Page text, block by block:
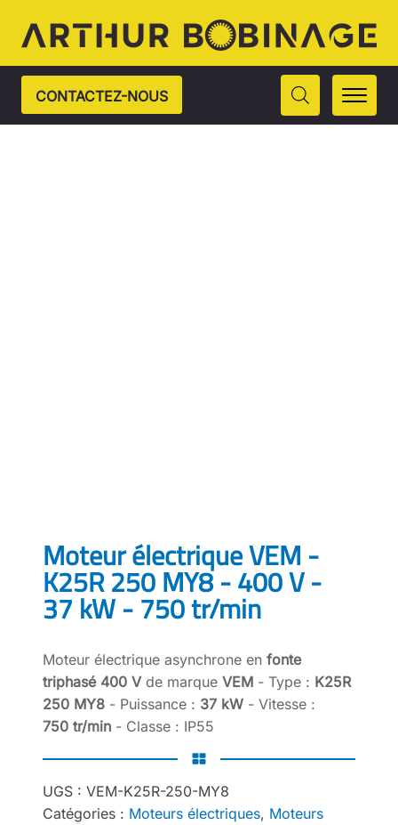
CONTACTEZ-NOUS
Moteur électrique VEM -
K25R 250 MY8 - 400 V -
37 kW - 750 tr/min
Moteur électrique asynchrone en fonte
triphasé 400 V de marque VEM - Type : K25R
250 MY8 - Puissance : 37 kW - Vitesse :
750 tr/min - Classe : IP55
UGS : VEM-K25R-250-MY8
Catégories : Moteurs électriques, Moteurs